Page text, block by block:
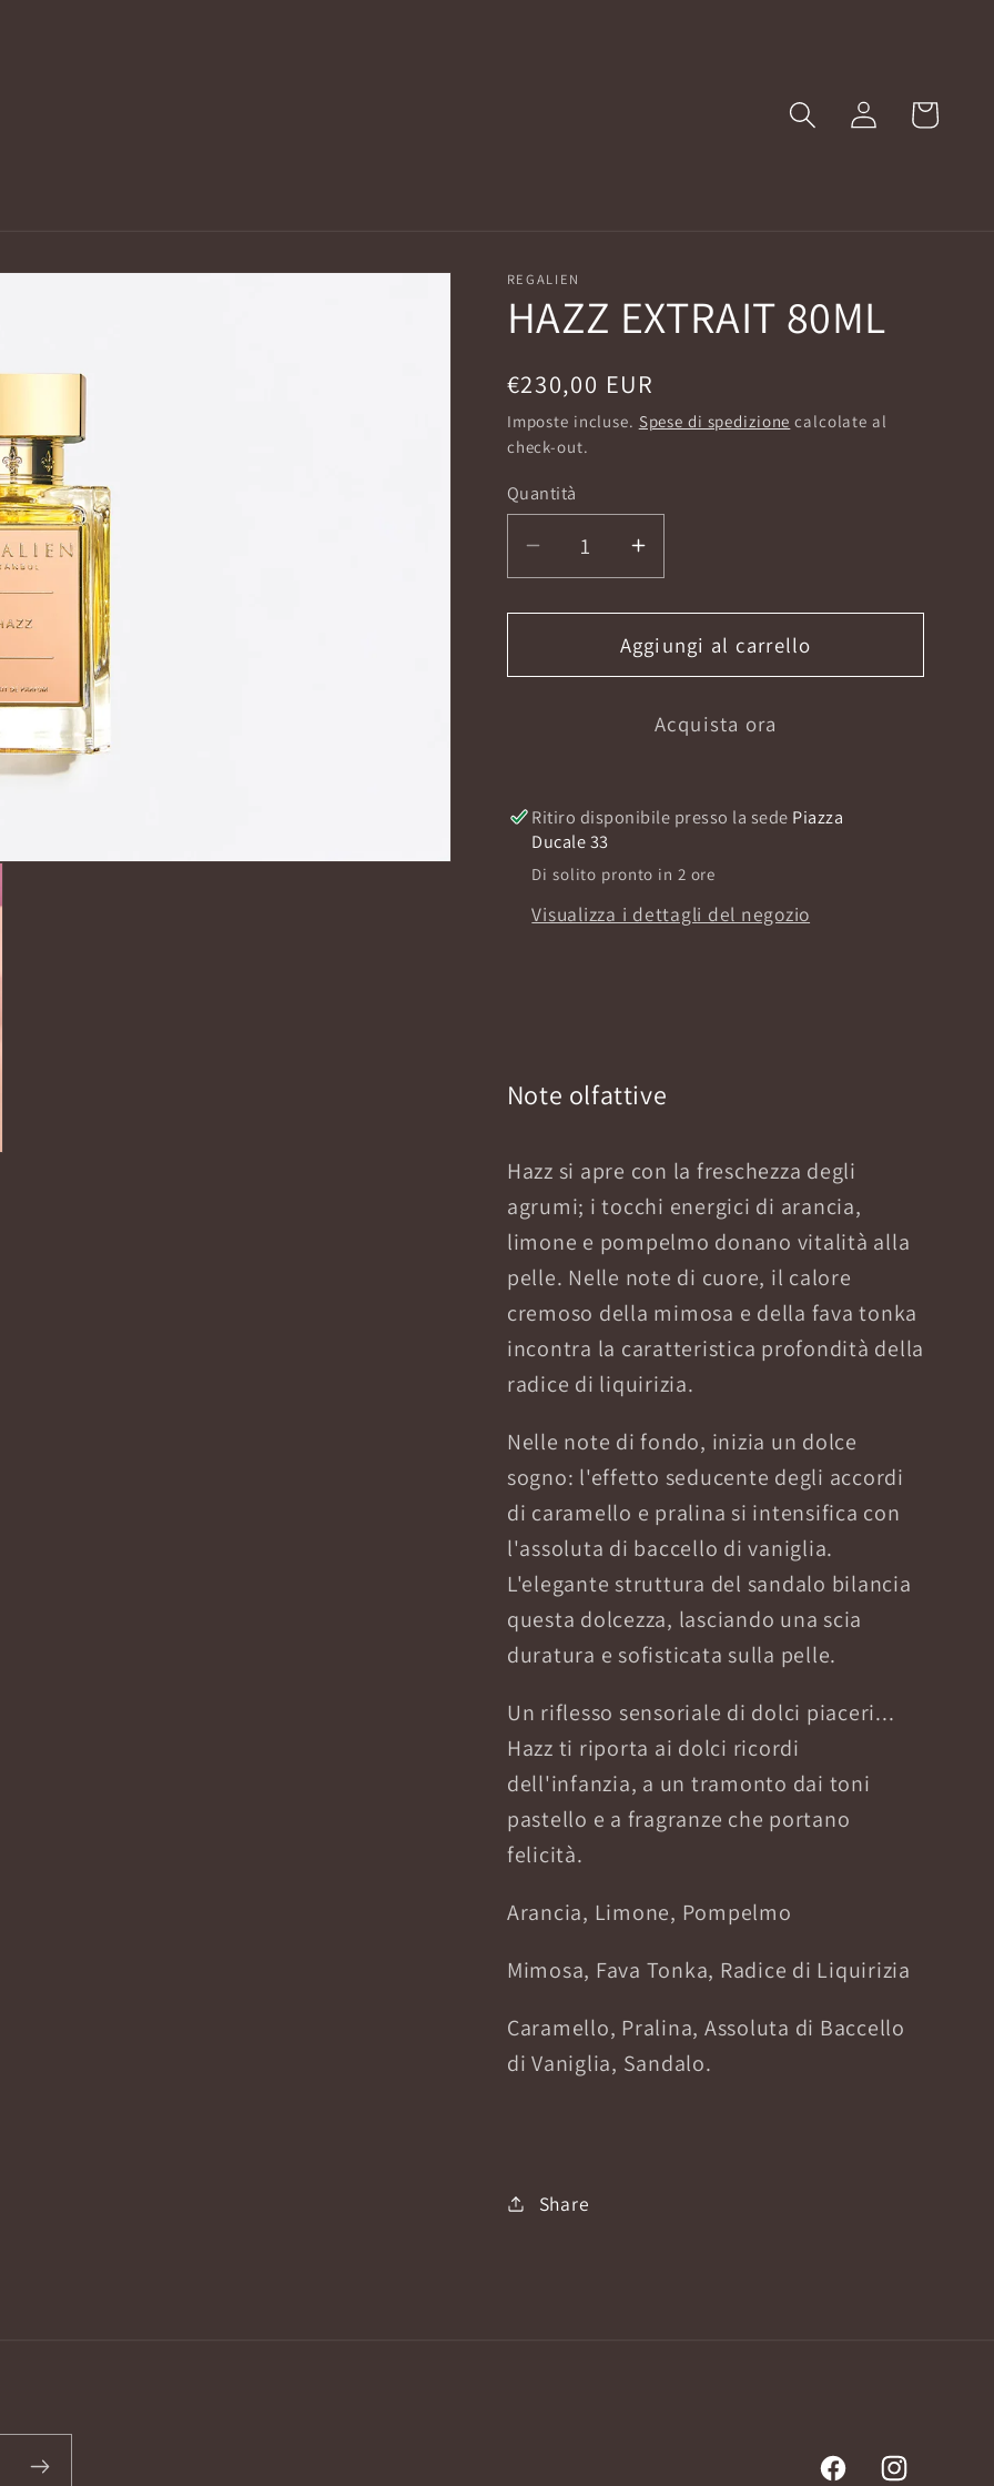
Accedi Carrello
REGALIEN
HAZZ EXTRAIT 80ML
Prezzo
di
listino
€230,00 EUR
Imposte incluse. Spese di spedizione calcolate al
check-out.
Quantità
Diminuisci
quantità
per
EXTRAIT
Aumenta
quantità
per
HAZZ
EXTRAIT
Aggiungi al carrello
Acquista ora
Ritiro disponibile presso la sede Piazza
Ducale 33
Di solito pronto in 2 ore
Visualizza i dettagli del negozio
Note olfattive
Hazz si apre con la freschezza degli
agrumi; i tocchi energici di arancia,
limone e pompelmo donano vitalità alla
pelle. Nelle note di cuore, il calore
cremoso della mimosa e della fava tonka
incontra la caratteristica profondità della
radice di liquirizia.
Nelle note di fondo, inizia un dolce
sogno: l'effetto seducente degli accordi
di caramello e pralina si intensifica con
l'assoluta di baccello di vaniglia.
L'elegante struttura del sandalo bilancia
questa dolcezza, lasciando una scia
duratura e sofisticata sulla pelle.
Un riflesso sensoriale di dolci piaceri...
Hazz ti riporta ai dolci ricordi
dell'infanzia, a un tramonto dai toni
pastello e a fragranze che portano
felicità.
Arancia, Limone, Pompelmo
Mimosa, Fava Tonka, Radice di Liquirizia
Caramello, Pralina, Assoluta di Baccello
di Vaniglia, Sandalo.
Share